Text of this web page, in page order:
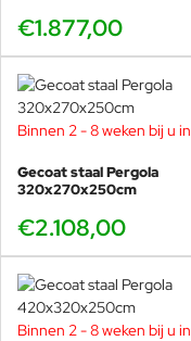
€1.877,00
Binnen 2 - 8 weken bij u
Gecoat staal Pergola
320x270x250cm
€2.108,00
Binnen 2 - 8 weken bij u